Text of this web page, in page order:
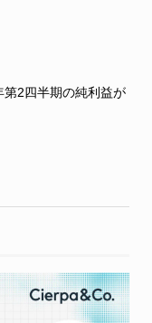
第2四半期の純利益が